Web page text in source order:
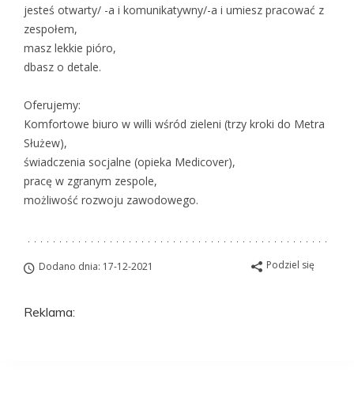
jesteś otwarty/ -a i komunikatywny/-a i umiesz pracować z
zespołem,
masz lekkie pióro,
dbasz o detale.
Oferujemy:
Komfortowe biuro w willi wśród zieleni (trzy kroki do Metra
Służew),
świadczenia socjalne (opieka Medicover),
pracę w zgranym zespole,
możliwość rozwoju zawodowego.
Dodano dnia: 17-12-2021 Podziel się
Reklama: